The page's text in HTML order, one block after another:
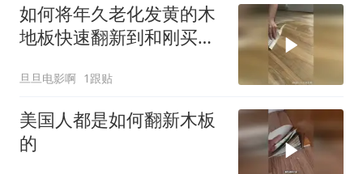
如何将年久老化发黄的木
地板快速翻新到和刚买的
旦旦电影啊 1跟贴
美国人都是如何翻新木板
的